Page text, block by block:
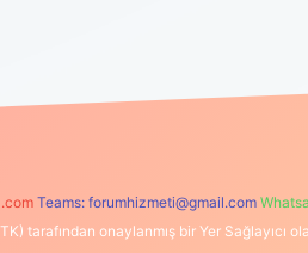
Teams: forumhizmeti@gmail.com
tarafından onaylanmış bir Yer